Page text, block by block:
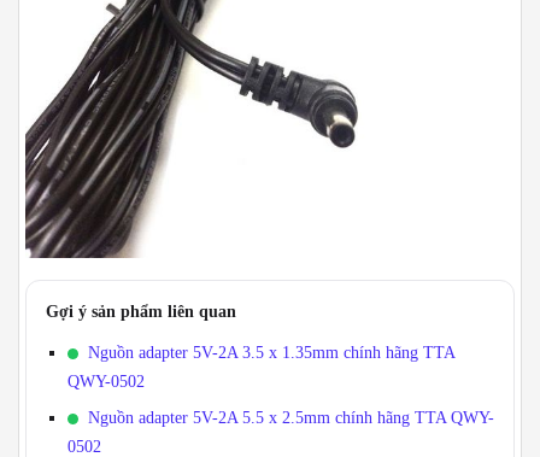
Gợi ý sản phẩm liên quan
Nguồn adapter 5V-2A 3.5 x 1.35mm chính hãng TTA
QWY-0502
Nguồn adapter 5V-2A 5.5 x 2.5mm chính hãng TTA QWY-
0502